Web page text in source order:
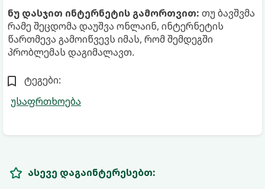
ნუ დასჯით ინტერნეტის გამორთვით: თუ ბავშვმა
რამე შეცდომა დაუშვა ონლაინ, ინტერნეტის
წართმევა გამოიწვევს იმას, რომ შემდეგში
პრობლემას დაგიმალავთ.
ტეგები:
უსაფრთხოება
ასევე დაგაინტერესებთ: